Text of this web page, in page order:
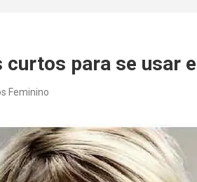
curtos para se usar
Feminino